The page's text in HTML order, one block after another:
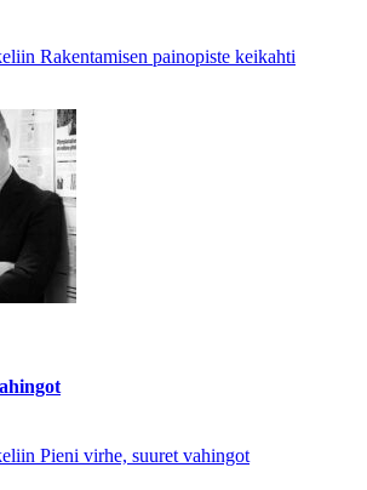
Rakentamisen painopiste keikahti
Pieni virhe, suuret vahingot